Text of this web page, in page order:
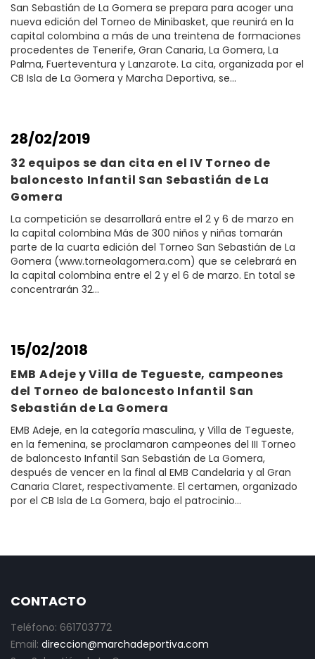
San Sebastián de La Gomera se prepara para acoger una
nueva edición del Torneo de Minibasket, que reunirá en la
capital colombina a más de una treintena de formaciones
procedentes de Tenerife, Gran Canaria, La Gomera, La
Palma, Fuerteventura y Lanzarote. La cita, organizada por el
CB Isla de La Gomera y Marcha Deportiva, se…
28/02/2019
32 equipos se dan cita en el IV Torneo de
baloncesto Infantil San Sebastián de La
Gomera
La competición se desarrollará entre el 2 y 6 de marzo en
la capital colombina Más de 300 niños y niñas tomarán
parte de la cuarta edición del Torneo San Sebastián de La
Gomera (www.torneolagomera.com) que se celebrará en
la capital colombina entre el 2 y el 6 de marzo. En total se
concentrarán 32…
15/02/2018
EMB Adeje y Villa de Tegueste, campeones
del Torneo de baloncesto Infantil San
Sebastián de La Gomera
EMB Adeje, en la categoría masculina, y Villa de Tegueste,
en la femenina, se proclamaron campeones del III Torneo
de baloncesto Infantil San Sebastián de La Gomera,
después de vencer en la final al EMB Candelaria y al Gran
Canaria Claret, respectivamente. El certamen, organizado
por el CB Isla de La Gomera, bajo el patrocinio…
CONTACTO
Teléfono: 661703772
Email: direccion@marchadeportiva.com